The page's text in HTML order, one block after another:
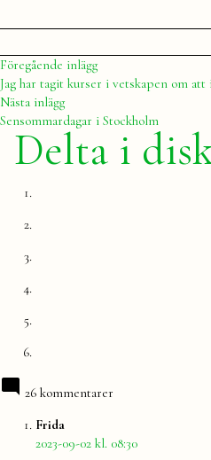
Föregående inläggFöregående
inlägg:
Jag har tagit kurser i vetskapen om
Nästa inläggNästa
inlägg:
Sensommardagar i Stockholm
Delta i
26 kommentarer
Frida
2023-09-02 kl. 08:30